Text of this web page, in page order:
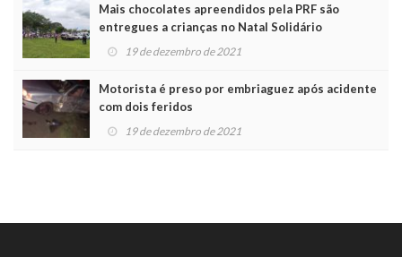
Mais chocolates apreendidos pela PRF são
entregues a crianças no Natal Solidário
19 de dezembro de 2021
Motorista é preso por embriaguez após acidente
com dois feridos
19 de dezembro de 2021